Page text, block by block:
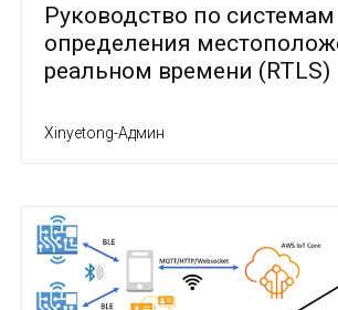
Руководство по системам
определения
реальном времени (RTLS)
Xinyetong-Админ